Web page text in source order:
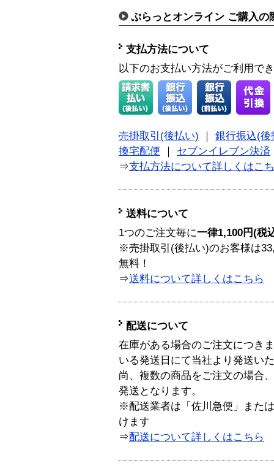
ぷらっとオンライン ご購入の
支払方法について
以下のお支払い方法がご利用で
売掛取引(後払い) ｜ 銀行振込(後
換宅配便 ｜ セブンイレブン決済
⇒支払方法について詳しくはこ
送料について
1つのご注文毎に一律1,100円(税
※売掛取引(後払い)のお客様は
無料！
⇒送料について詳しくはこちら
配送について
在庫がある場合のご注文につき
いる発送日にて当社より発送い
尚、複数の商品をご注文の場合
発送となります。
※配送業者は「佐川急便」また
けます
⇒配送について詳しくはこちら